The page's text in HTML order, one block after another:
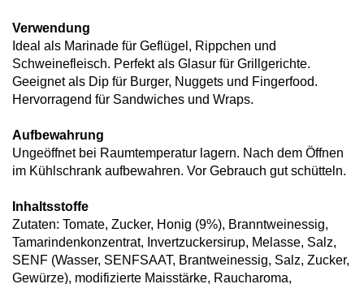
Verwendung
Ideal als Marinade für Geflügel, Rippchen und
Schweinefleisch. Perfekt als Glasur für Grillgerichte.
Geeignet als Dip für Burger, Nuggets und Fingerfood.
Hervorragend für Sandwiches und Wraps.
Aufbewahrung
Ungeöffnet bei Raumtemperatur lagern. Nach dem Öffnen
im Kühlschrank aufbewahren. Vor Gebrauch gut schütteln.
Inhaltsstoffe
Zutaten: Tomate, Zucker, Honig (9%), Branntweinessig,
Tamarindenkonzentrat, Invertzuckersirup, Melasse, Salz,
SENF (Wasser, SENFSAAT, Brantweinessig, Salz, Zucker,
Gewürze), modifizierte Maisstärke, Raucharoma,